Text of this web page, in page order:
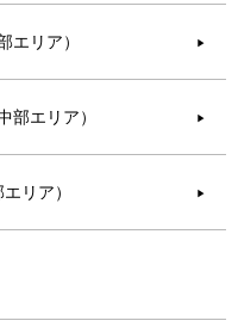
エリア） ▶︎
部エリア） ▶︎
リア） ▶︎